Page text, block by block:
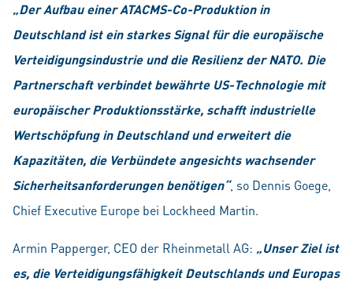
„Der Aufbau einer ATACMS-Co-Produktion in
Deutschland ist ein starkes Signal für die europäische
Verteidigungsindustrie und die Resilienz der NATO. Die
Partnerschaft verbindet bewährte US-Technologie mit
europäischer Produktionsstärke, schafft industrielle
Wertschöpfung in Deutschland und erweitert die
Kapazitäten, die Verbündete angesichts wachsender
Sicherheitsanforderungen benötigen“, so Dennis Goege,
Chief Executive Europe bei Lockheed Martin.
Armin Papperger, CEO der Rheinmetall AG: „Unser Ziel ist
es, die Verteidigungsfähigkeit Deutschlands und Europas